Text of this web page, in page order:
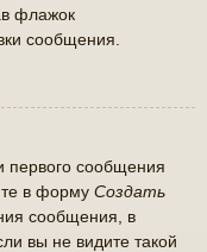
флажок
сообщения.
первого сообщения
в форму Создать
сообщения, в
вы не видите такой